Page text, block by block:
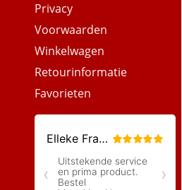
Privacy
Voorwaarden
Winkelwagen
Retourinformatie
Favorieten